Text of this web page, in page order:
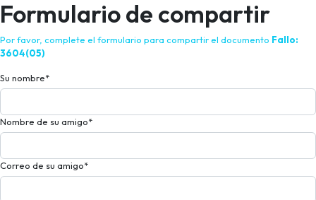
Formulario de compartir
Por favor, complete el formulario para compartir el documento Fallo:
3604(05)
Su nombre*
Nombre de su amigo*
Correo de su amigo*